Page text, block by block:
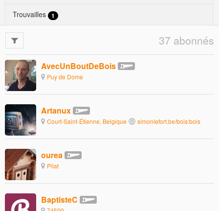
Trouvailles 1
37 abonnés
AvecUnBoutDeBois
Puy de Dome
Artanux
Court-Saint-Étienne, Belgique simonlefort.be/bois:bois
ourea
Pilat
BaptisteC